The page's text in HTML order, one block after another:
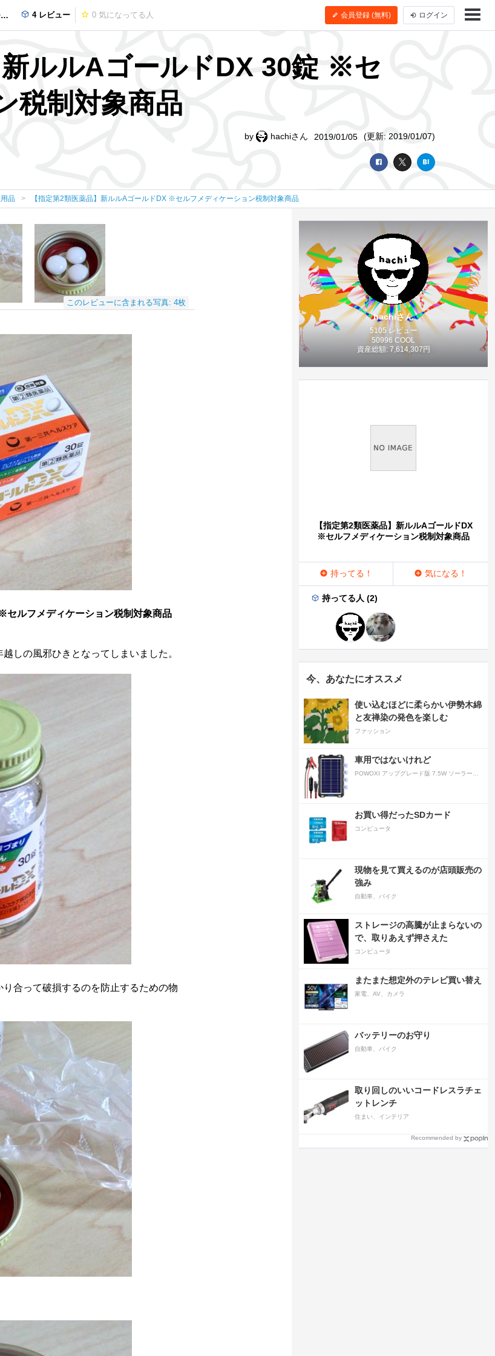
4 レビュー 0 気になってる人 会員登録 (無料) ログイン
新ルルAゴールドDX 30錠 ※セ
税制対象商品
by hachiさん 2019/01/05 (更新: 2019/01/07)
品 【指定第2類医薬品】新ルルAゴールドDX ※セルフメディケーション税制対象商品
このレビューに含まれる写真: 4枚
セルフメディケーション税制対象商品
しの風邪ひきとなってしまいました。
合って破損するのを防止するための物
hachiさん
5105 レビュー
50996 COOL
資産総額: 7,614,307円
【指定第2類医薬品】新ルルAゴールドDX
※セルフメディケーション税制対象商品
持ってる！ 気になる！
持ってる人 (2)
今、あなたにオススメ
使い込むほどに柔らかい伊勢木綿
と友禅染の発色を楽しむ
ファッション
車用ではないけれど
お買い得だったSDカード
コンピュータ
現物を見て買えるのが店頭販売の
強み
自動車、バイク
ストレージの高騰が止まらないの
で、取りあえず押さえた
コンピュータ
またまた想定外のテレビ買い替え
家電、AV、カメラ
バッテリーのお守り
自動車、バイク
取り回しのいいコードレスラチェ
ットレンチ
住まい、インテリア
Recommended by